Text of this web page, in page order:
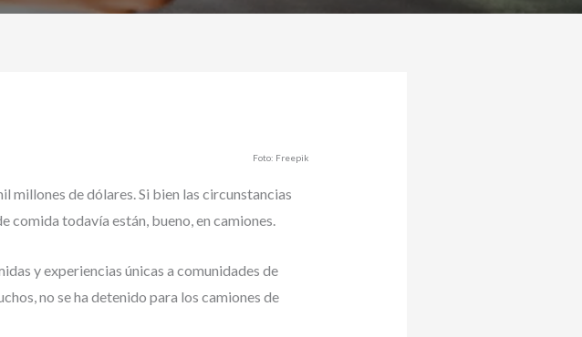
Foto: Freepik
millones de dólares. Si bien las circunstancias
comida todavía están, bueno, en camiones.
y experiencias únicas a comunidades de
no se ha detenido para los camiones de